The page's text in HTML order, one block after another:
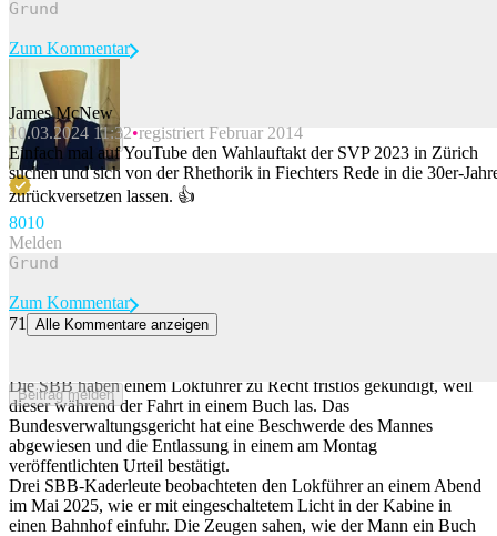
Beitrag melden
Zum Kommentar
James McNew
10.03.2024 11:32 registriert Februar 2014
Einfach mal auf YouTube den Wahlauftakt der SVP 2023 in Zürich
suchen und sich von der Rhethorik in Fiechters Rede in die 30er-
zurückversetzen lassen. 👍
8010
Melden
Beitrag melden
Zum Kommentar
71
Alle Kommentare anzeigen
Die SBB haben einem Lokführer zu Recht fristlos gekündigt, weil
dieser während der Fahrt in einem Buch las. Das
Bundesverwaltungsgericht hat eine Beschwerde des Mannes
abgewiesen und die Entlassung in einem am Montag
veröffentlichten Urteil bestätigt.
Drei SBB-Kaderleute beobachteten den Lokführer an einem Abend
im Mai 2025, wie er mit eingeschaltetem Licht in der Kabine in
einen Bahnhof einfuhr. Die Zeugen sahen, wie der Mann ein Buch